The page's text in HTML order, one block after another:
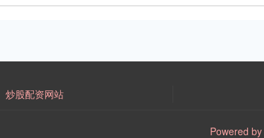
炒股配资网站
Powered by